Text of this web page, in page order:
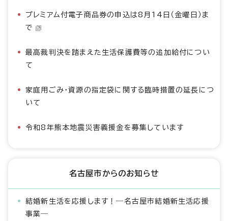
プレミアム付電子商品券の申込は8月14日（金曜日）ま
で
最高裁判決を踏まえた生活保護費等の追加給付につい
て
家庭用ごみ・資源の指定袋に関する臨時措置の延長につ
いて
令和8年熊本地震災害義援金を募集しています
名古屋市からのお知らせ
結婚新生活を応援します！―名古屋市結婚新生活応援
事業―